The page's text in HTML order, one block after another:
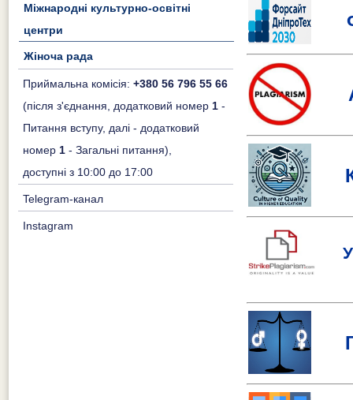
Міжнародні культурно-освітні
центри
Жіноча рада
Приймальна комісія: +380 56 796 55 66
(після з'єднання, додатковий номер 1 -
Питання вступу, далі - додатковий
номер 1 - Загальні питання),
доступні з 10:00 до 17:00
Telegram-канал
Instagram